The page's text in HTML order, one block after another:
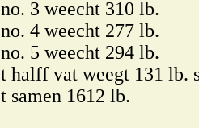
no. 3 weecht 310 lb.
no. 4 weecht 277 lb.
no. 5 weecht 294 lb.
t halff vat weegt 131 lb.
t samen 1612 lb.